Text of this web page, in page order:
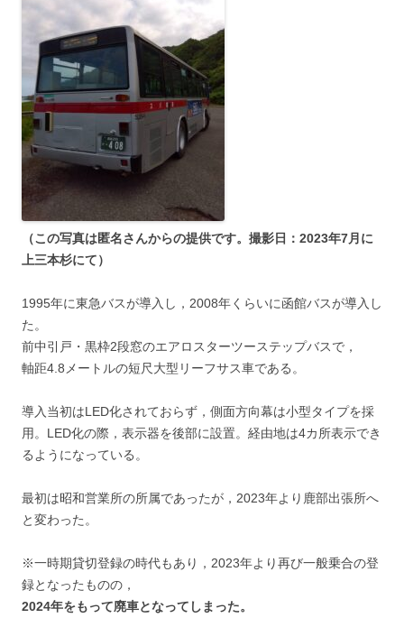
（この写真は匿名さんからの提供です。撮影日：2023年7月に
上三本杉にて）
1995年に東急バスが導入し，2008年くらいに函館バスが導入し
た。
前中引戸・黒枠2段窓のエアロスターツーステップバスで，
軸距4.8メートルの短尺大型リーフサス車である。
導入当初はLED化されておらず，側面方向幕は小型タイプを採
用。LED化の際，表示器を後部に設置。経由地は4カ所表示でき
るようになっている。
最初は昭和営業所の所属であったが，2023年より鹿部出張所へ
と変わった。
※一時期貸切登録の時代もあり，2023年より再び一般乗合の登
録となったものの，
2024年をもって廃車となってしまった。